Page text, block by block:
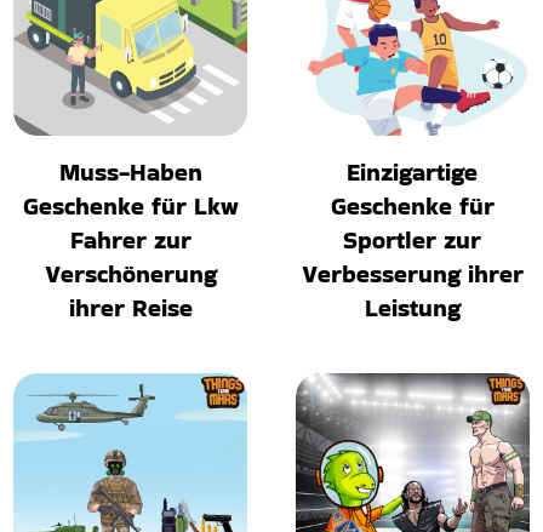
Muss-Haben
Geschenke für Lkw
Fahrer zur
Verschönerung
ihrer Reise
Einzigartige
Geschenke für
Sportler zur
Verbesserung ihrer
Leistung